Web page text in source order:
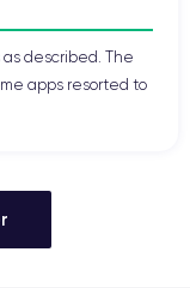
described. The
apps resorted to